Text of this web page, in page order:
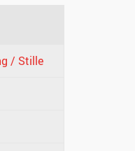
/ Stille